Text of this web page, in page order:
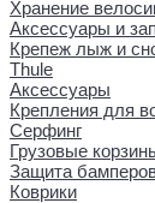
Хранение
Аксессуары и
Крепеж лыж и
Thule
Аксессуары
Крепления для
Серфинг
Грузовые
Защита
Коврики